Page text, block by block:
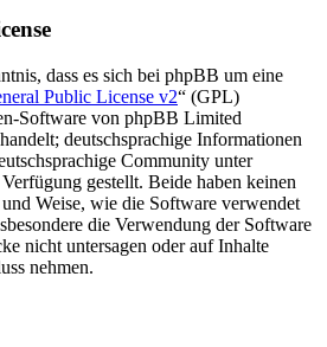
dass es sich bei phpBB um eine
Public License v2“ (GPL)
Software von phpBB Limited
deutschsprachige Informationen
Community unter
gestellt. Beide haben keinen
Weise, wie die Software verwendet
die Verwendung der Software
nicht untersagen oder auf Inhalte
nehmen.